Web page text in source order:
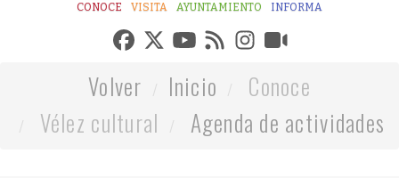
CONOCE VISITA AYUNTAMIENTO INFORMA
Volver Inicio
Conoce
Vélez cultural
Agenda de actividades